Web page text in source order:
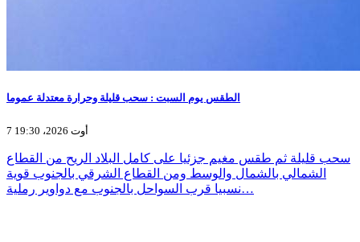
الطقس يوم السبت : سحب قليلة وحرارة معتدلة عموما
7 أوت 2026، 19:30
سحب قليلة ثم طقس مغيم جزئيا على كامل البلاد الريح من القطاع
الشمالي بالشمال والوسط ومن القطاع الشرقي بالجنوب قوية
نسبيا قرب السواحل بالجنوب مع دواوير رملية…